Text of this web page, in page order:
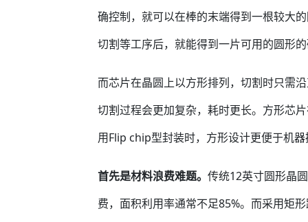
确控制，就可以在棒的末端得到一根较大
切割等工序后，就能得到一片可用的圆形
而芯片在晶圆上以方形排列，切割时只需
切割过程会更加复杂，耗时更长。方形芯
用Flip chip型封装时，方形设计更便于机
首先是材料浪费难题。 传统12英寸圆形晶
费，面积利用率通常不足85%。而采用矩